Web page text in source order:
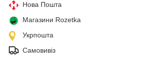
Нова Пошта
Магазини Rozetka
Укрпошта
Самовивіз